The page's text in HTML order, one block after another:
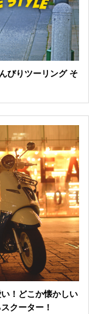
びりツーリング そ
！どこか懐かしい
クーター！